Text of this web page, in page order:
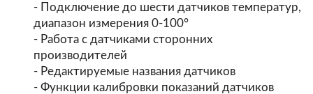
- Подключение до шести датчиков температур,
диапазон измерения 0-100°
- Работа с датчиками сторонних
производителей
- Редактируемые названия датчиков
- Функции калибровки показаний датчиков